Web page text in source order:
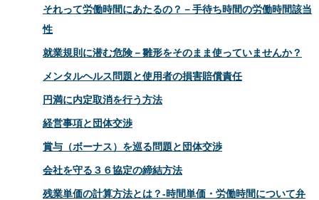
それって労働時間にあたるの？－手待ち時間の労働時間該当
性
就業規則に潜む危険－雛形をそのまま使っていませんか？
メンタルヘルス問題と使用者の損害賠償責任
円満に内定取消を行う方法
経営事項と団体交渉
賞与（ボーナス）を巡る問題と団体交渉
会社を守る３６協定の締結方法
残業単価の計算方法とは？-時間単価・労働時間について弁